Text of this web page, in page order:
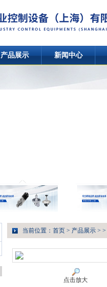
产品展示 新闻中心
当前位置： 首页 > 产品展示 > >
点击放大